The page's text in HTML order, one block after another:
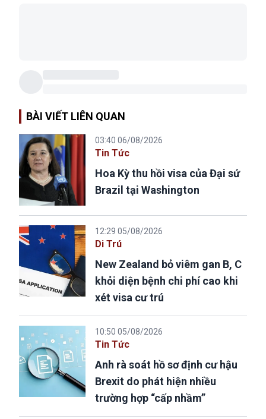
BÀI VIẾT LIÊN QUAN
03:40 06/08/2026
Tin Tức
Hoa Kỳ thu hồi visa của Đại sứ
Brazil tại Washington
12:29 05/08/2026
Di Trú
New Zealand bỏ viêm gan B, C
khỏi diện bệnh chi phí cao khi
xét visa cư trú
10:50 05/08/2026
Tin Tức
Anh rà soát hồ sơ định cư hậu
Brexit do phát hiện nhiều
trường hợp “cấp nhầm”